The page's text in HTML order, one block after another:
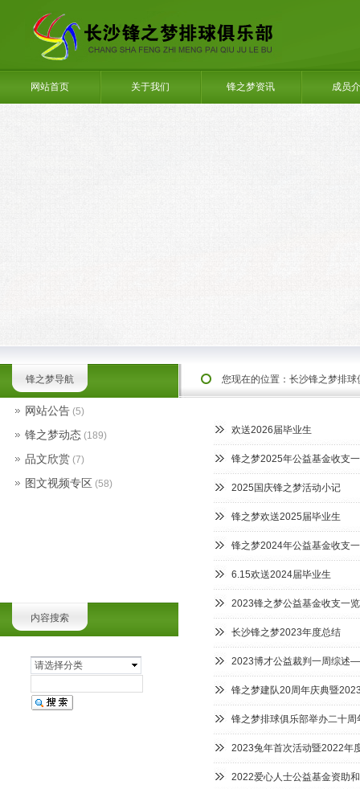
网站首页 关于我们 锋之梦资讯 成员
锋之梦导航
内容搜索
请选择分类
您现在的位置： 长沙锋之梦排球
欢送2026届毕业生
锋之梦2025年公益基金收支
2025国庆锋之梦活动小记
锋之梦欢送2025届毕业生
锋之梦2024年公益基金收支
6.15欢送2024届毕业生
2023锋之梦公益基金收支一
长沙锋之梦2023年度总结
2023博才公益裁判一周综述
锋之梦建队20周年庆典暨
锋之梦排球俱乐部举办二十
2023兔年首次活动暨2022年
2022爱心人士公益基金资助
网站公告 (5)
锋之梦动态 (189)
品文欣赏 (7)
图文视频专区 (58)